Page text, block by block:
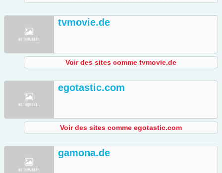
tvmovie.de
Voir des sites comme tvmovie.de
egotastic.com
Voir des sites comme egotastic.com
gamona.de